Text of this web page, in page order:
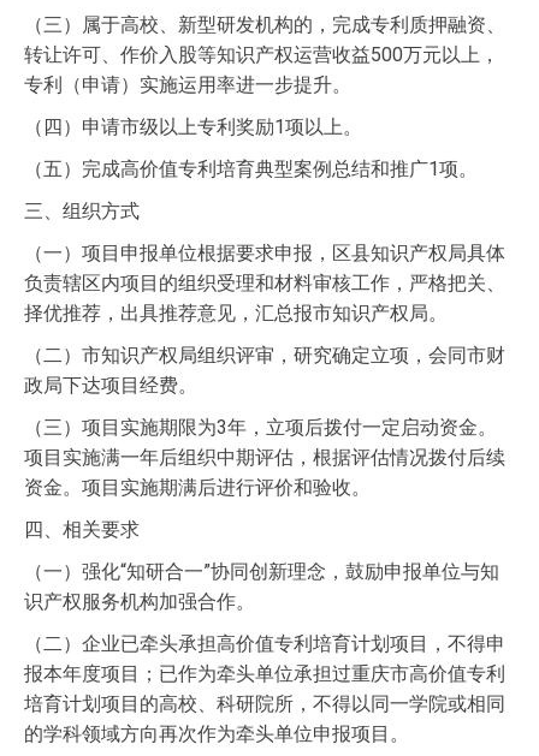
（三）属于高校、新型研发机构的，完成专利质押融资、
转让许可、作价入股等知识产权运营收益500万元以上，
专利（申请）实施运用率进一步提升。
（四）申请市级以上专利奖励1项以上。
（五）完成高价值专利培育典型案例总结和推广1项。
三、组织方式
（一）项目申报单位根据要求申报，区县知识产权局具体
负责辖区内项目的组织受理和材料审核工作，严格把关、
择优推荐，出具推荐意见，汇总报市知识产权局。
（二）市知识产权局组织评审，研究确定立项，会同市财
政局下达项目经费。
（三）项目实施期限为3年，立项后拨付一定启动资金。
项目实施满一年后组织中期评估，根据评估情况拨付后续
资金。项目实施期满后进行评价和验收。
四、相关要求
（一）强化“知研合一”协同创新理念，鼓励申报单位与知
识产权服务机构加强合作。
（二）企业已牵头承担高价值专利培育计划项目，不得申
报本年度项目；已作为牵头单位承担过重庆市高价值专利
培育计划项目的高校、科研院所，不得以同一学院或相同
的学科领域方向再次作为牵头单位申报项目。